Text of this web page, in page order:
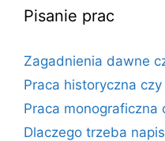
Pisanie prac
Zagadnienia dawne
Praca historyczna
Praca monograficzna
Dlaczego trzeba